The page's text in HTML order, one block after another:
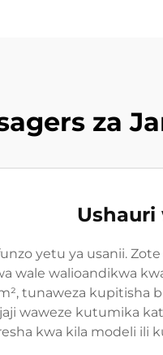
za
yetu ya usanii.
wale walioandikwa
tunaweza kupitisha
waweze kutumika
kwa kila modeli